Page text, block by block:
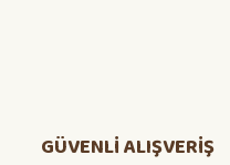
GÜVENLİ ALIŞVERİŞ